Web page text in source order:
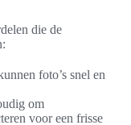
die de
foto’s snel en
om
voor een frisse